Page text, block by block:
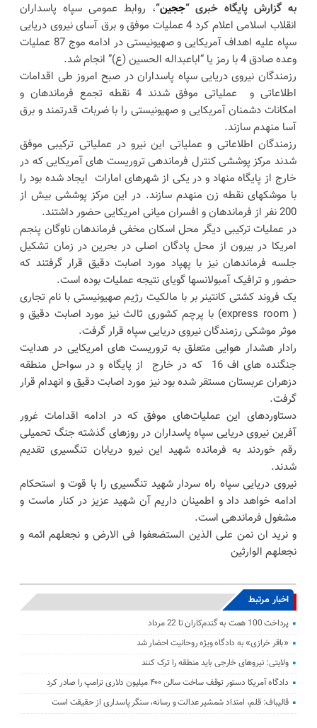
به گزارش پایگاه خبری “ججین“، روابط عمومی سپاه پاسداران
انقلاب اسلامی اعلام کرد 4 عملیات موفق و برق آسای نیروی دریایی
سپاه علیه اهداف آمریکایی و صهیونیستی در ادامه موج 87 عملیات
وعده صادق 4 با رمز یا “اباعبداله الحسین (ع)” انجام شد.
رزمندگان نیروی دریایی سپاه پاسداران در صبح امروز طی اقدامات
اطلاعاتی و عملیاتی موفق شدند 4 نقطه تجمع فرماندهان و
امکانات دشمنان آمریکایی و صهیونیستی را با ضربات قدرتمند و برق
آسا منهدم سازند.
رزمندگان اطلاعاتی و عملیاتی این نیرو در عملیاتی ترکیبی موفق
شدند مرکز پوششی کنترل فرماندهی تروریست های آمریکایی که در
خارج از پایگاه منهاد و در یکی از شهرهای امارات ایجاد شده بود را
با موشکهای نقطه زن منهدم سازند. در این مرکز پوششی بیش از
200 نفر از فرماندهان و افسران میانی امریکایی حضور داشتند.
در عملیات ترکیبی دیگر محل اسکان مخفی فرماندهان ناوگان پنجم
امریکا در بیرون از محل پادگان اصلی در بحرین در زمان تشکیل
جلسه فرماندهان نیز با پهپاد مورد اصابت دقیق قرار گرفتند که
حضور و ترافیک آمبولانسها گویای نتیجه عملیات بوده است.
یک فروند کشتی کانتینر بر با مالکیت رژیم صهیونیستی با نام تجاری
( express room) با پرچم کشوری ثالث نیز مورد اصابت دقیق و
موثر موشکی رزمندگان نیروی دریایی سپاه قرار گرفت.
رادار هشدار هوایی متعلق به تروریست های امریکایی در هدایت
جنگنده های اف 16 که در خارج از پایگاه و در سواحل منطقه
دزهران عربستان مستقر شده بود نیز مورد اصابت دقیق و انهدام قرار
گرفت.
دستاوردهای این عملیات‌های موفق که در ادامه اقدامات غرور
آفرین نیروی دریایی سپاه پاسداران در روزهای گذشته جنگ تحمیلی
رقم خوردند به فرمانده شهید این نیرو دریابان تنگسیری تقدیم
شدند.
نیروی دریایی سپاه راه سردار شهید تنگسیری را با قوت و استحکام
ادامه خواهد داد و اطمینان داریم آن شهید عزیز در کنار ماست و
مشغول فرماندهی است.
و نرید ان نمن علی الذین الستضعفوا فی الارض و نجعلهم ائمه و
نجعلهم الوارثین
اخبار مرتبط
پرداخت 100 همت به گندم‌کاران تا 22 مرداد
«باقر خرازی» به دادگاه ویژه روحانیت احضار شد
ولایتی: نیرو‌های خارجی باید منطقه را ترک کنند
دادگاه آمریکا دستور توقف ساخت سالن ۴۰۰ میلیون دلاری ترامپ را صادر کرد
قالیباف: قلم، امتداد شمشیر عدالت و رسانه، سنگر پاسداری از حقیقت است